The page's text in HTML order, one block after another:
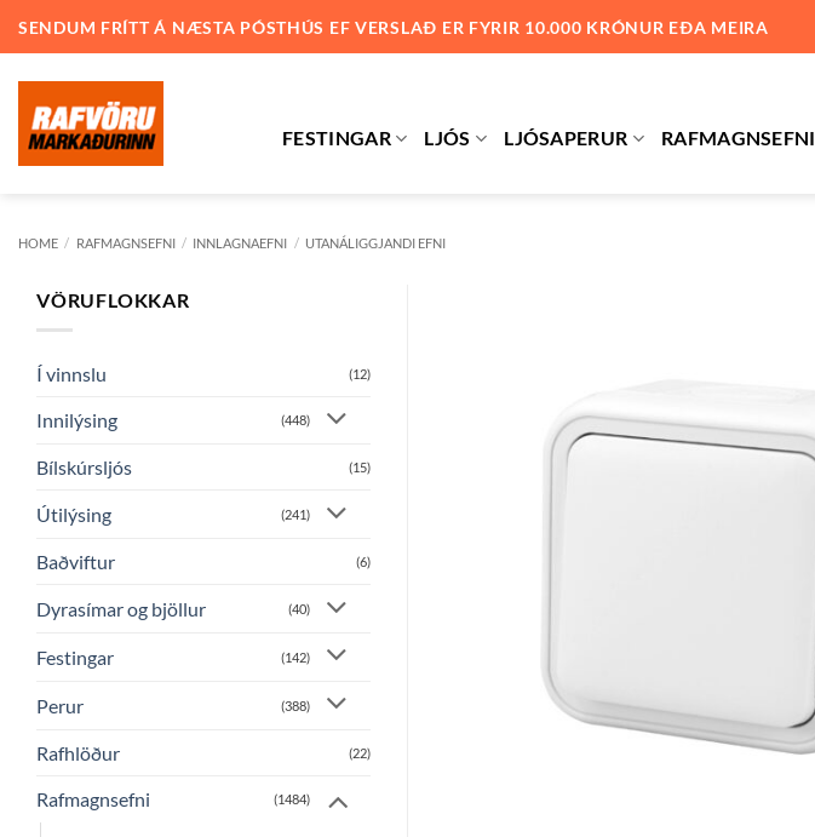
SENDUM FRÍTT Á NÆSTA PÓSTHÚS EF VERSLAÐ ER FYRIR 10.000 KRÓNUR EÐA MEIRA
FESTINGAR LJÓS LJÓSAPERUR RAFMAGNSEFNI
HOME / RAFMAGNSEFNI / INNLAGNAEFNI / UTANÁLIGGJANDI EFNI
VÖRUFLOKKAR
Í vinnslu (12)
Innilýsing (448)
Bílskúrsljós (15)
Útilýsing (241)
Baðviftur (6)
Dyrasímar og bjöllur (40)
Festingar (142)
Perur (388)
Rafhlöður (22)
Rafmagnsefni (1484)